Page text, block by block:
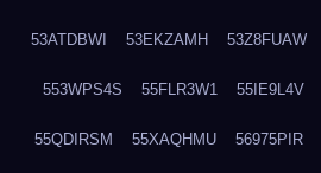
53ATDBWI 53EKZAMH 53Z8FUAW
553WPS4S 55FLR3W1 55IE9L4V
55QDIRSM 55XAQHMU 56975PIR